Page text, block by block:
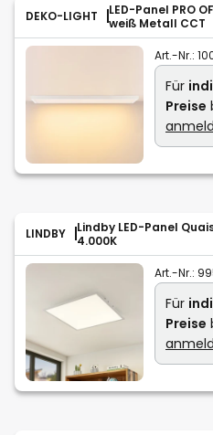
DEKO-LIGHT
LED-Panel PRO
weiß Metall CCT
Art.-Nr.:
Für
Preise
LINDBY
Lindby LED-Panel
4.000K
Art.-Nr.:
Für
Preise